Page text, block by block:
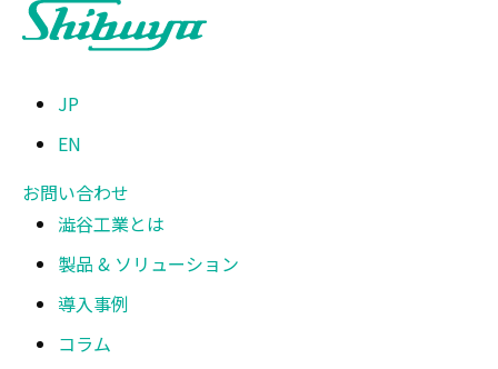
JP
EN
お問い合わせ
澁谷工業とは
製品 & ソリューション
導入事例
コラム